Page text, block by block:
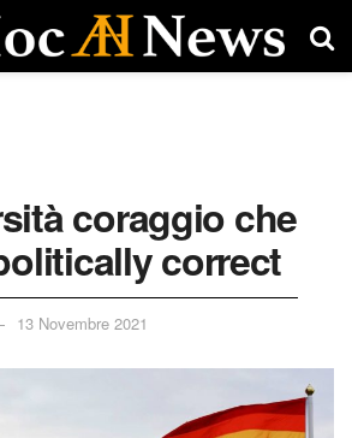
coraggio che
correct
13 Novembre 2021